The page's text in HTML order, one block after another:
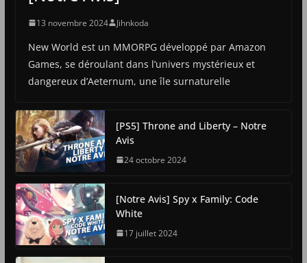
13 novembre 2024 Jihnkoda
New World est un MMORPG développé par Amazon
Games, se déroulant dans l’univers mystérieux et
dangereux d’Aeternum, une île surnaturelle
[PS5] Throne and Liberty – Notre
Avis
24 octobre 2024
[Notre Avis] Spy x Family: Code
White
17 juillet 2024